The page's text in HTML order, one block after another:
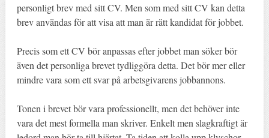
personligt brev med sitt CV. Men som med sitt CV kan detta
brev användas för att visa att man är rätt kandidat för jobbet.
Precis som ett CV bör anpassas efter jobbet man söker bör
även det personliga brevet tydliggöra detta. Det bör mer eller
mindre vara som ett svar på arbetsgivarens jobbannons.
Tonen i brevet bör vara professionellt, men det behöver inte
vara det mest formella man skriver. Enkelt men slagkraftigt är